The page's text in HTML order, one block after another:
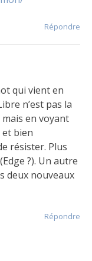
Répondre
qui vient en
n’est pas la
en voyant
et bien
résister. Plus
?). Un autre
deux nouveaux
Répondre